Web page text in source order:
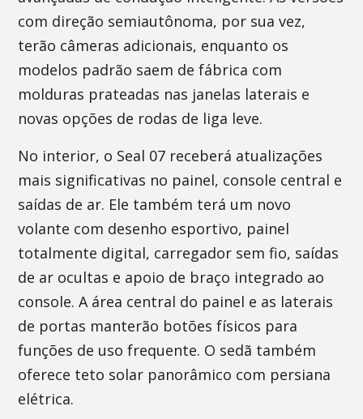
com direção semiautônoma, por sua vez,
terão câmeras adicionais, enquanto os
modelos padrão saem de fábrica com
molduras prateadas nas janelas laterais e
novas opções de rodas de liga leve.
No interior, o Seal 07 receberá atualizações
mais significativas no painel, console central e
saídas de ar. Ele também terá um novo
volante com desenho esportivo, painel
totalmente digital, carregador sem fio, saídas
de ar ocultas e apoio de braço integrado ao
console. A área central do painel e as laterais
de portas manterão botões físicos para
funções de uso frequente. O sedã também
oferece teto solar panorâmico com persiana
elétrica.